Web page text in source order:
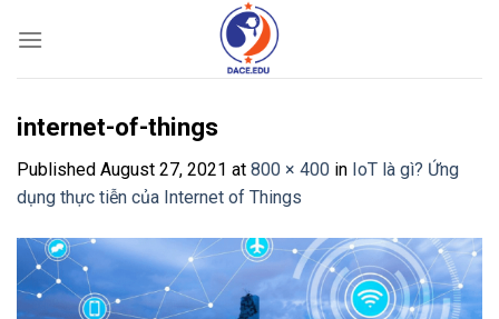
internet-of-things
Published August 27, 2021 at 800 × 400 in IoT là gì? Ứng
dụng thực tiễn của Internet of Things